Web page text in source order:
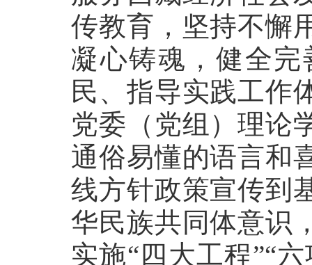
传教育，坚持不懈
凝心铸魂，健全
民、指导实践工作
党委（党组）理论
通俗易懂的语言和
线方针政策宣传到
华民族共同体意识
实施“四大工程”“